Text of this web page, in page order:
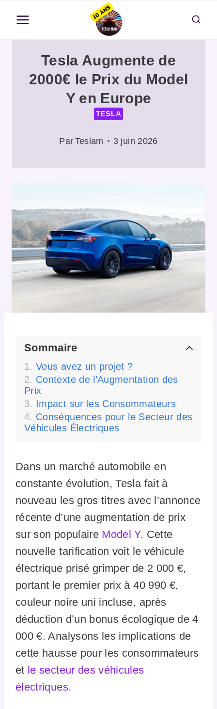
contenu
Tesla Augmente de
2000€ le Prix du Model
Y en Europe
TESLA
Par Teslam 3 juin 2026
Sommaire
Vous avez un projet ?
Contexte de l’Augmentation des
Prix
Impact sur les Consommateurs
Conséquences pour le Secteur des
Véhicules Électriques
Dans un marché automobile en
constante évolution, Tesla fait à
nouveau les gros titres avec l’annonce
récente d’une augmentation de prix
sur son populaire Model Y. Cette
nouvelle tarification voit le véhicule
électrique prisé grimper de 2 000 €,
portant le premier prix à 40 990 €,
couleur noire uni incluse, après
déduction d’un bonus écologique de 4
000 €. Analysons les implications de
cette hausse pour les consommateurs
et le secteur des véhicules
électriques.